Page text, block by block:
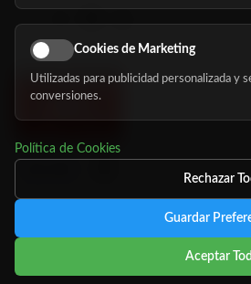
© Copyright 2026 MundoMayor
Cookies de Marketing
Utilizadas para publicidad personalizada y
conversiones.
Política de Cookies
Rechazar
Guardar
Aceptar